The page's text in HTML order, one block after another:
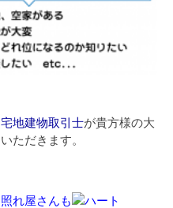
宅地建物取引士が貴方様の大
ただきます。
れ屋さんも